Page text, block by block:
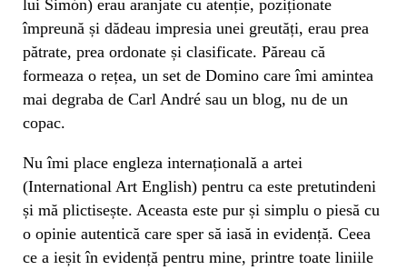
lui Simón) erau aranjate cu atenție, poziționate
împreună și dădeau impresia unei greutăți, erau prea
pătrate, prea ordonate și clasificate. Păreau că
formeaza o rețea, un set de Domino care îmi amintea
mai degraba de Carl André sau un blog, nu de un
copac.
Nu îmi place engleza internațională a artei
(International Art English) pentru ca este pretutindeni
și mă plictisește. Aceasta este pur și simplu o piesă cu
o opinie autentică care sper să iasă in evidență. Ceea
ce a ieșit în evidență pentru mine, printre toate liniile